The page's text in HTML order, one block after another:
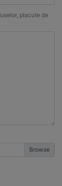
placute de